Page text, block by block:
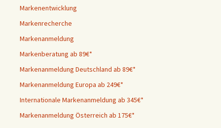
Markenentwicklung
Markenrecherche
Markenanmeldung
Markenberatung ab 89€*
Markenanmeldung Deutschland ab 89€*
Markenanmeldung Europa ab 249€*
Internationale Markenanmeldung ab 345€*
Markenanmeldung Österreich ab 175€*